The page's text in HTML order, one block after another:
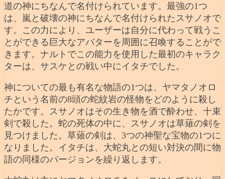
道の神にちなんで名付けられています。最強の1つ
は、嵐と破壊の神にちなんで名付けられたスサノオで
す。この力により、ユーザーは自分に代わって戦うこ
とができる巨大なアバターを周囲に召喚することがで
きます。ナルトでこの能力を使用した最初のキャラク
ターは、サスケとの戦い中にイタチでした。
神についての最も有名な物語の1つは、ヤマタノオロ
チという名前の8頭の蛇紋岩の怪物をどのように殺し
たかです。スサノオはその生き物を酒で酔わせ、十束
剣で殺した。蛇の死体の中に、スサノオは草薙の剣を
見つけました。草薙の剣は、3つの神聖な宝物の1つに
なりました。イタチは、大蛇丸との短い対決の間に物
語の同様のバージョンを繰り返します。